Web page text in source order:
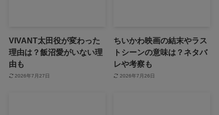
VIVANT太田役が変わった
理由は？飯沼愛がいない理
由も
2026年7月27日
ちいかわ映画の結末やラス
トシーンの意味は？ネタバ
レや考察も
2026年7月26日